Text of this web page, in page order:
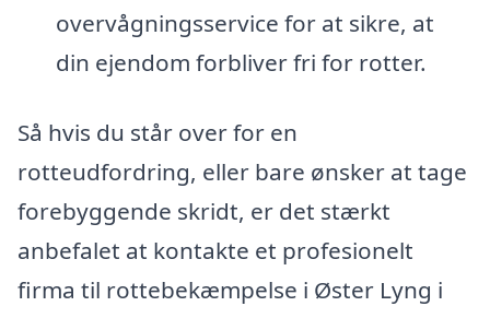
overvågningsservice for at sikre, at
din ejendom forbliver fri for rotter.
Så hvis du står over for en
rotteudfordring, eller bare ønsker at tage
forebyggende skridt, er det stærkt
anbefalet at kontakte et profesionelt
firma til rottebekæmpelse i Øster Lyng i